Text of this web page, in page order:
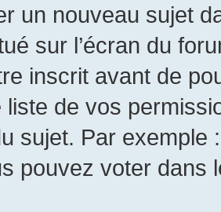
un nouveau sujet
sur l’écran du
inscrit avant de
de vos
sujet. Par exemple
pouvez voter dans